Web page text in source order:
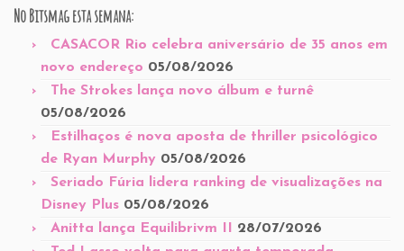
No Bitsmag esta semana:
CASACOR Rio celebra aniversário de 35 anos em
novo endereço 05/08/2026
The Strokes lança novo álbum e turnê
05/08/2026
Estilhaços é nova aposta de thriller psicológico
de Ryan Murphy 05/08/2026
Seriado Fúria lidera ranking de visualizações na
Disney Plus 05/08/2026
Anitta lança Equilibrivm II
28/07/2026